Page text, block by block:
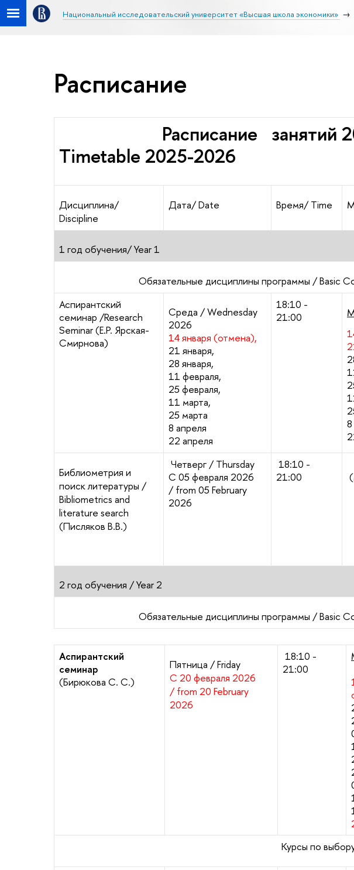
Национальный исследовательский университет «Высшая школа экономики»
Расписание
Расписание занятий
Timetable 2025-2026
Дисциплина/
Discipline
Дата/ Date Время/ Time
1 год обучения/Year 1
Обязательные дисциплины программы / Basic
Аспирантский
семинар /Research
Seminar (Е.Р. Ярская-
Смирнова)
Среда / Wednesday
2026
14 января (отмена),
21 января,
28 января,
11 февраля,
25 февраля,
11 марта,
25 марта
8 апреля
22 апреля
18:10 -
21:00
Библиометрия и
поиск литературы /
Bibliometrics and
literature search
(Писляков В.В.)
Четверг / Thursday
С 05 февраля 2026
/ from 05 February
2026
18:10 -
21:00
2 год обучения /Year 2
Обязательные дисциплины программы / Basic
Аспирантский
семинар
(Бирюкова С. С.)
Пятница / Friday
С 20 февраля 2026
/ from 20 February
2026
18:10 -
21:00
Курсы по выбору / Elective